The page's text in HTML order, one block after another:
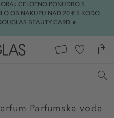
CELOTNO PONUDBO S
OB NAKUPU NAD 20 € S KODO
BEAUTY CARD ★
Parfumska voda